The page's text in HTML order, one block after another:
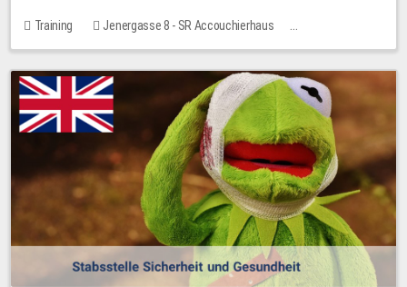
Training
Jenergasse 8 - SR Accouchierhaus
No free places